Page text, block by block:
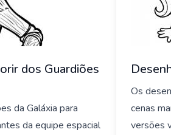
dos Guardiões
da Galáxia para
da equipe espacial
Os
cenas
versões